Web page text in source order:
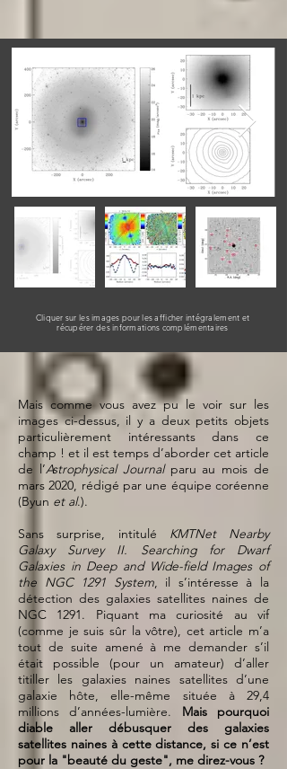
Cliquer sur les images pour les afficher intégralement et
récupérer des informations complémentaires
Mais comme vous avez pu le voir sur les
images ci-dessus, il y a deux petits objets
particulièrement intéressants dans ce
champ ! et il est temps d’aborder cet article
de l’Astrophysical Journal paru au mois de
mars 2020, rédigé par une équipe coréenne
(Byun et al.).
Sans surprise, intitulé KMTNet Nearby
Galaxy Survey II. Searching for Dwarf
Galaxies in Deep and Wide-field Images of
the NGC 1291 System, il s’intéresse à la
détection des galaxies satellites naines de
NGC 1291. Piquant ma curiosité au vif
(comme je suis sûr la vôtre), cet article m’a
tout de suite amené à me demander s’il
était possible (pour un amateur) d’aller
titiller les galaxies naines satellites d’une
galaxie hôte, elle-même située à 29,4
millions d’années-lumière. Mais pourquoi
diable aller débusquer des galaxies
satellites naines à cette distance, si ce n’est
pour la "beauté du geste", me direz-vous ?